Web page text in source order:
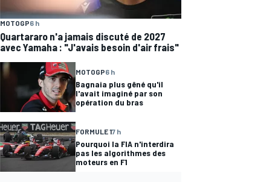
MOTOGP6 h
Quartararo n'a jamais discuté de 2027
avec Yamaha : "J'avais besoin d'air frais"
MOTOGP6 h
Bagnaia plus gêné qu'il
l'avait imaginé par son
opération du bras
FORMULE 17 h
Pourquoi la FIA n'interdira
pas les algorithmes des
moteurs en F1